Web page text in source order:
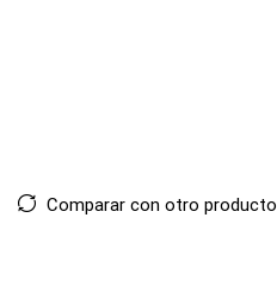
Comparar con otro producto